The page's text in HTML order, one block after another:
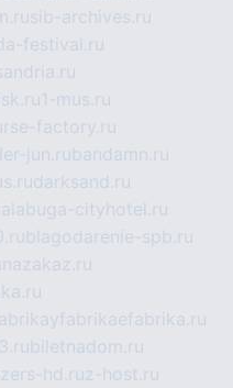
sib-archives.ru
festival.ru
1-mus.ru
factory.ru
jun.rubandamn.ru
darksand.ru
alabuga-cityhotel.ru
blagodarenie-spb.ru
biletnadom.ru
hd.ruz-host.ru